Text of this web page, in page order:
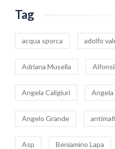
Tag
acqua sporca adolfo
Adriana Musella
Angela Caligiuri Angela
Angelo Grande
Asp Beniamino Lapa